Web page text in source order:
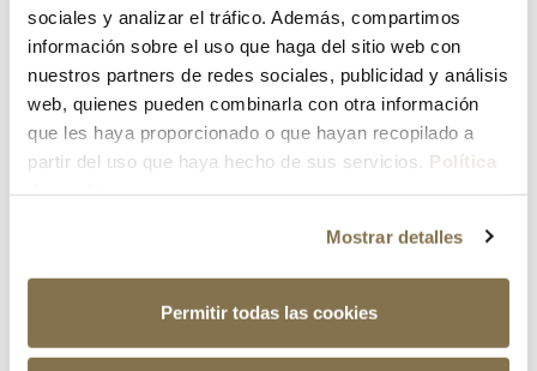
sociales y analizar el tráfico. Además, compartimos
información sobre el uso que haga del sitio web con
nuestros partners de redes sociales, publicidad y análisis
web, quienes pueden combinarla con otra información
que les haya proporcionado o que hayan recopilado a
partir del uso que haya hecho de sus servicios. Política
Mostrar detalles
Permitir todas las cookies
¿Has olvidado tu contraseña?